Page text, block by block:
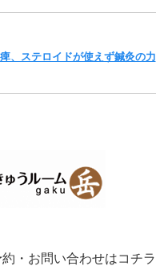
、ステロイドが使えず鍼灸の力
約・お問い合わせはコチラ